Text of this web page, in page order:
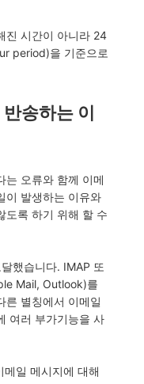
진 시간이 아니라 24
period)을 기준으로
송하는 이
는 오류와 함께 이메
이 발생하는 이유와
도록 하기 위해 할 수
했습니다. IMAP 또
Mail, Outlook)를
른 별칭에서 이메일
여러 부가기능을 사
일 메시지에 대해